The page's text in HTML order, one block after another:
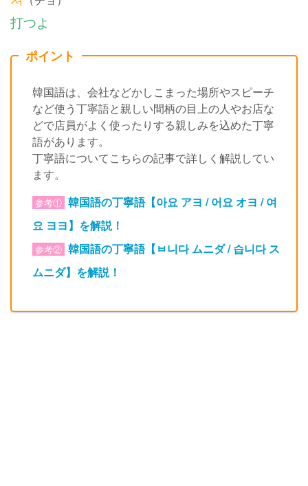
打つよ
ポイント
韓国語は、会社などかしこまった場所やスピーチ
など使う丁寧語と親しい間柄の目上の人やお店な
どで店員がよく使ったりする親しみを込めた丁寧
語があります。
丁寧語についてこちらの記事で詳しく解説してい
ます。
参考① 韓国語の丁寧語【아요 アヨ / 어요 オヨ / 여
요 ヨヨ】を解説！
参考② 韓国語の丁寧語【ㅂ니다 ムニダ / 습니다 ス
ムニダ】を解説！